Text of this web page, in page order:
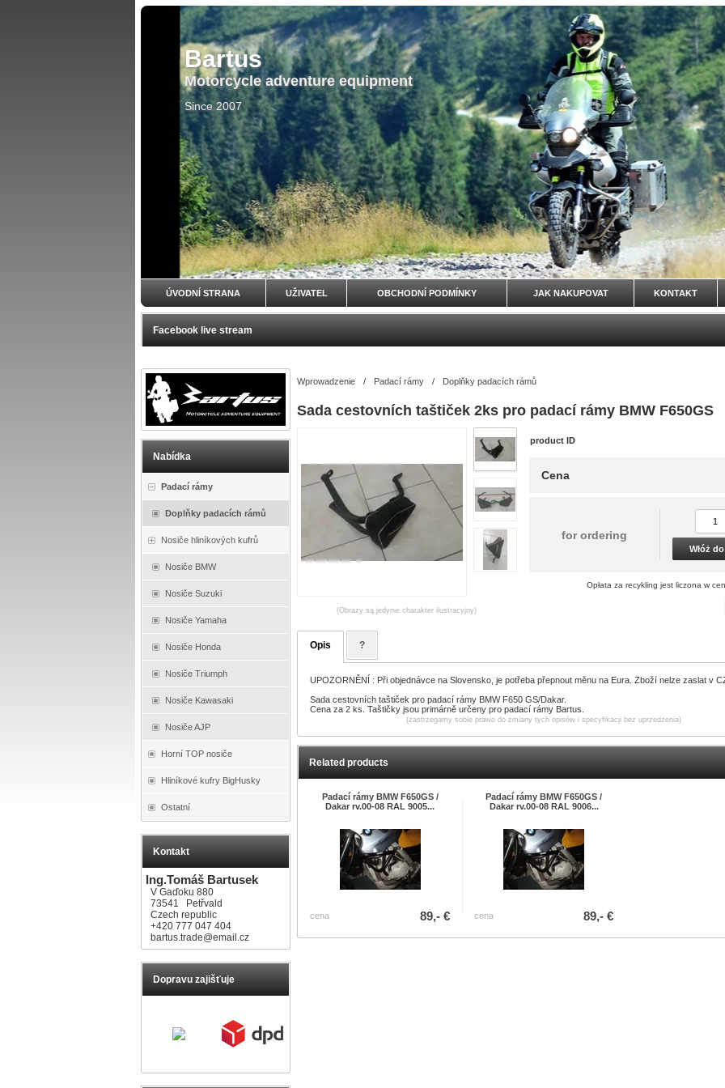
Bartus
Motorcycle adventure equipment
Since 2007
ÚVODNÍ STRANA UŽIVATEL OBCHODNÍ PODMÍNKY JAK NAKUPOVAT KONTAKT
Facebook live stream
Nabídka
Padací rámy
Doplňky padacích rámů
Nosiče hliníkových kufrů
Nosiče BMW
Nosiče Suzuki
Nosiče Yamaha
Nosiče Honda
Nosiče Triumph
Nosiče Kawasaki
Nosiče AJP
Horní TOP nosiče
Hliníkové kufry BigHusky
Ostatní
Kontakt
Ing.Tomáš Bartusek
V Gaďoku 880
73541 Petřvald
Czech republic
+420 777 047 404
bartus.trade@email.cz
Dopravu zajišťuje
Wprowadzenie / Padací rámy / Doplňky padacích rámů
Sada cestovních taštiček 2ks pro padací rámy BMW F650GS
(Obrazy są jedynie charakter ilustracyjny)
product ID
Cena
for ordering
Włóż
Opłata za recykling jest liczona w
Opis ?
UPOZORNĚNÍ : Při objednávce na Slovensko, je potřeba přepnout měnu na Eura. Zboží nelze zaslat v
Sada cestovních taštiček pro padací rámy BMW F650 GS/Dakar.
Cena za 2 ks. Taštičky jsou primárně určeny pro padací rámy Bartus.
(zastrzegamy sobie prawo do zmiany tych opisów i specyfikacji bez uprzedzenia)
Related products
Padací rámy BMW F650GS /
Dakar rv.00-08 RAL 9005...
cena 89,- €
Padací rámy BMW F650GS /
Dakar rv.00-08 RAL 9006...
cena 89,- €